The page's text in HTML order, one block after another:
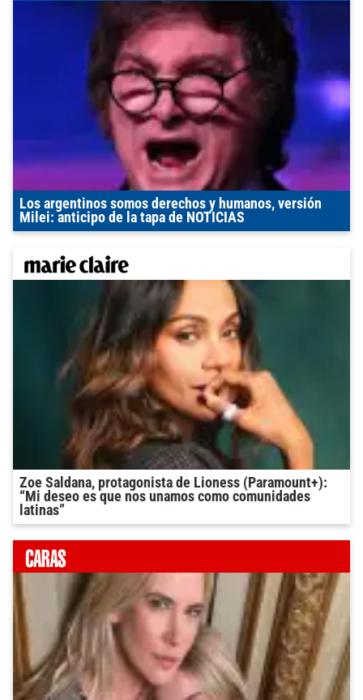
Los argentinos somos derechos y humanos, versión
Milei: anticipo de la tapa de NOTICIAS
Zoe Saldana, protagonista de Lioness (Paramount+):
“Mi deseo es que nos unamos como comunidades
latinas”